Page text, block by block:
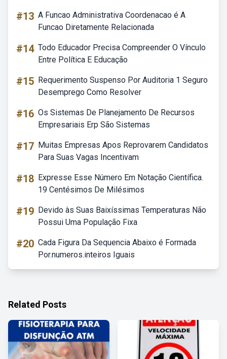
#13 A Funcao Administrativa Coordenacao é A
Funcao Diretamente Relacionada
#14 Todo Educador Precisa Compreender O Vínculo
Entre Política E Educação
#15 Requerimento Suspenso Por Auditoria 1 Seguro
Desemprego Como Resolver
#16 Os Sistemas De Planejamento De Recursos
Empresariais Erp São Sistemas
#17 Muitas Empresas Apos Reprovarem Candidatos
Para Suas Vagas Incentivam
#18 Expresse Esse Número Em Notação Científica.
19 Centésimos De Milésimos
#19 Devido às Suas Baixíssimas Temperaturas Não
Possui Uma População Fixa
#20 Cada Figura Da Sequencia Abaixo é Formada
Por.numeros.inteiros Iguais
Related Posts